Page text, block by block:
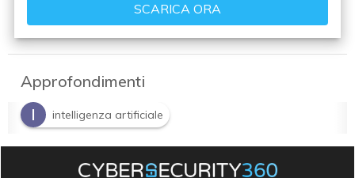
Approfondimenti
I
intelligenza artificiale